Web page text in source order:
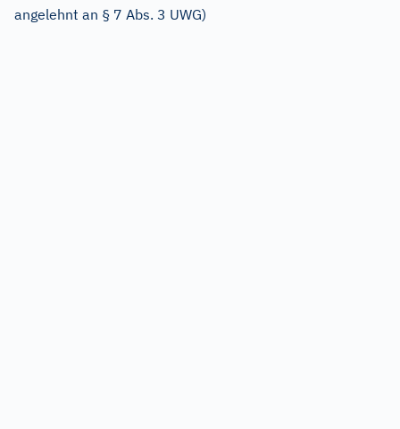
angelehnt an § 7 Abs. 3 UWG)